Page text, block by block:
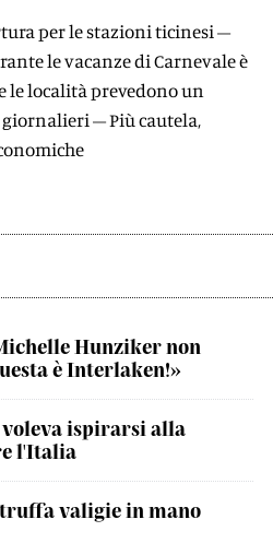
per le stazioni ticinesi –
le vacanze di Carnevale è
le località prevedono un
– Più cautela,
Hunziker non
è Interlaken!»
ispirarsi alla
l'Italia
valigie in mano